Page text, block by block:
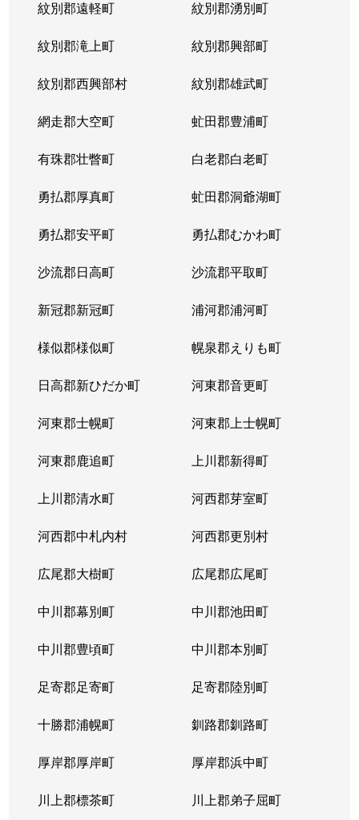
紋別郡遠軽町 紋別郡湧別町
紋別郡滝上町 紋別郡興部町
紋別郡西興部村 紋別郡雄武町
網走郡大空町 虻田郡豊浦町
有珠郡壮瞥町 白老郡白老町
勇払郡厚真町 虻田郡洞爺湖町
勇払郡安平町 勇払郡むかわ町
沙流郡日高町 沙流郡平取町
新冠郡新冠町 浦河郡浦河町
様似郡様似町 幌泉郡えりも町
日高郡新ひだか町 河東郡音更町
河東郡士幌町 河東郡上士幌町
河東郡鹿追町 上川郡新得町
上川郡清水町 河西郡芽室町
河西郡中札内村 河西郡更別村
広尾郡大樹町 広尾郡広尾町
中川郡幕別町 中川郡池田町
中川郡豊頃町 中川郡本別町
足寄郡足寄町 足寄郡陸別町
十勝郡浦幌町 釧路郡釧路町
厚岸郡厚岸町 厚岸郡浜中町
川上郡標茶町 川上郡弟子屈町